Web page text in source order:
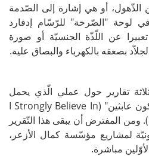
أو هي إشارة إلى الصّدمة
لوحة "الصّرخة" للرّسّام إدفارد
عن اللّذّة الجنسيّة أو صورة
بصعقه بالكهرباء والبصاق عليه.
تقارير حول عملي الّذي يحمل
عنوان "أؤمن بحقّنا في أن نكون عابثين" (I Strongly Believe In
Our right to be frivolous). ومن المفترض أن يبقى هذا التّقرير
لمشاريع مؤسّسة كمال الأزعر،
مباشرة.